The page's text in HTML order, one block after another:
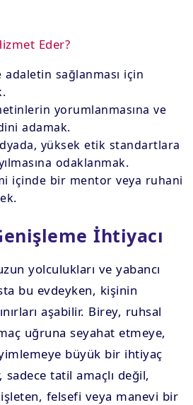
Eder?
sağlanması için
yorumlanmasına ve
adamak.
yüksek etik standartlara
odaklanmak.
içinde bir mentor veya ruhani
İhtiyacı
yolculukları ve yabancı
bu evdeyken, kişinin
aşabilir. Birey, ruhsal
uğruna seyahat etmeye,
büyük bir ihtiyaç
tatil amaçlı değil,
felsefi veya manevi bir